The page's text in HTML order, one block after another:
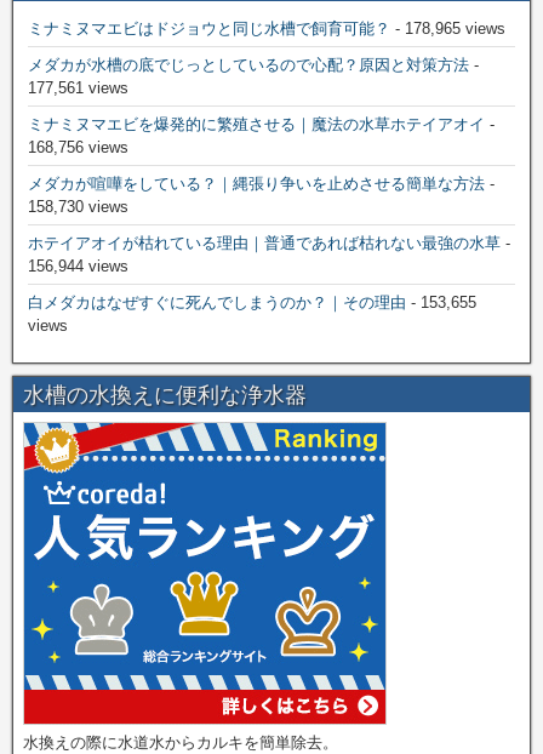
ミナミヌマエビはドジョウと同じ水槽で飼育可能？ - 178,965 views
メダカが水槽の底でじっとしているので心配？原因と対策方法 -
177,561 views
ミナミヌマエビを爆発的に繁殖させる｜魔法の水草ホテイアオイ -
168,756 views
メダカが喧嘩をしている？｜縄張り争いを止めさせる簡単な方法 -
158,730 views
ホテイアオイが枯れている理由｜普通であれば枯れない最強の水草 -
156,944 views
白メダカはなぜすぐに死んでしまうのか？｜その理由 - 153,655
views
水槽の水換えに便利な浄水器
水換えの際に水道水からカルキを簡単除去。